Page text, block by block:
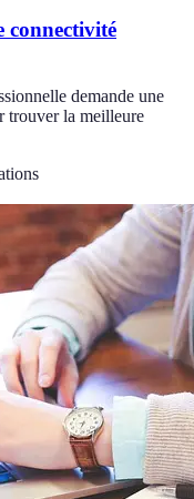
connectivité
demande une
trouver la meilleure